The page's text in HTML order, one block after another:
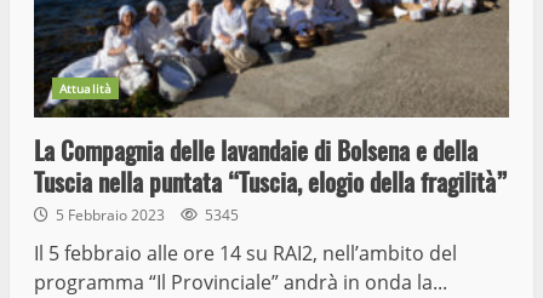
Attualità
La Compagnia delle lavandaie di Bolsena e della
Tuscia nella puntata “Tuscia, elogio della fragilità”
5 Febbraio 2023 5345
Il 5 febbraio alle ore 14 su RAI2, nell’ambito del
programma “Il Provinciale” andrà in onda la...